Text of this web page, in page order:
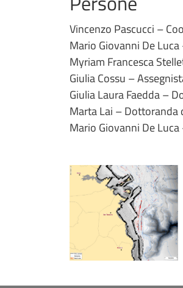
Vincenzo Pascucci –
Mario Giovanni De
Myriam Francesca
Giulia Cossu –
Giulia Laura Faedda –
Marta Lai – Dottoranda
Mario Giovanni De